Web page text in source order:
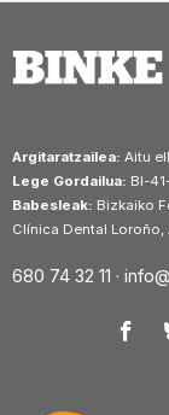
Argitaratzailea: Aitu
Lege Gordailua: BI-
Babesleak: Bizkaiko
Clínica Dental Loroño,
680 74 32 11 ·